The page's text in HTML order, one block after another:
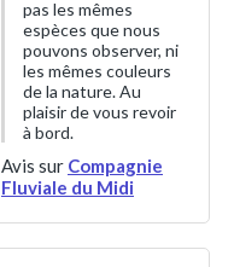
pas les mêmes
espèces que nous
pouvons observer, ni
les mêmes couleurs
de la nature. Au
plaisir de vous revoir
à bord.
Avis sur Compagnie
Fluviale du Midi